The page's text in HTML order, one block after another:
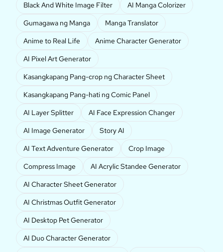
Black And White Image Filter
AI Manga Colorizer
Gumagawa ng Manga
Manga Translator
Anime to Real Life
Anime Character Generator
AI Pixel Art Generator
Kasangkapang Pang-crop ng Character Sheet
Kasangkapang Pang-hati ng Comic Panel
AI Layer Splitter
AI Face Expression Changer
AI Image Generator
Story AI
AI Text Adventure Generator
Crop Image
Compress Image
AI Acrylic Standee Generator
AI Character Sheet Generator
AI Christmas Outfit Generator
AI Desktop Pet Generator
AI Duo Character Generator